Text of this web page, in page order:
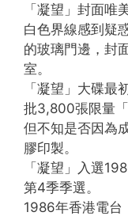
「凝望」封面唯
白色界線感到疑
的玻璃門邊，封
室。
「凝望」大碟最
批3,800張限量
但不知是否因為
膠印製。
「凝望」入選
第4季季選。
1986年香港電台